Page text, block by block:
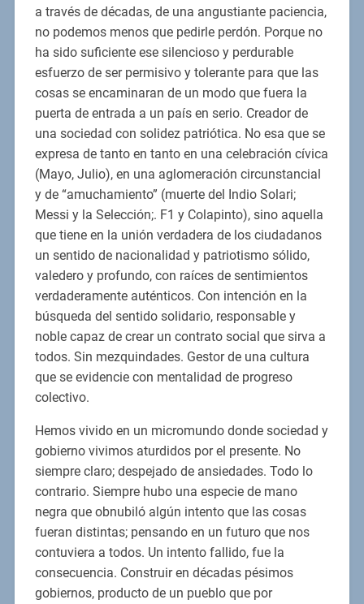
a través de décadas, de una angustiante paciencia,
no podemos menos que pedirle perdón. Porque no
ha sido suficiente ese silencioso y perdurable
esfuerzo de ser permisivo y tolerante para que las
cosas se encaminaran de un modo que fuera la
puerta de entrada a un país en serio. Creador de
una sociedad con solidez patriótica. No esa que se
expresa de tanto en tanto en una celebración cívica
(Mayo, Julio), en una aglomeración circunstancial
y de “amuchamiento” (muerte del Indio Solari;
Messi y la Selección;. F1 y Colapinto), sino aquella
que tiene en la unión verdadera de los ciudadanos
un sentido de nacionalidad y patriotismo sólido,
valedero y profundo, con raíces de sentimientos
verdaderamente auténticos. Con intención en la
búsqueda del sentido solidario, responsable y
noble capaz de crear un contrato social que sirva a
todos. Sin mezquindades. Gestor de una cultura
que se evidencie con mentalidad de progreso
colectivo.
Hemos vivido en un micromundo donde sociedad y
gobierno vivimos aturdidos por el presente. No
siempre claro; despejado de ansiedades. Todo lo
contrario. Siempre hubo una especie de mano
negra que obnubiló algún intento que las cosas
fueran distintas; pensando en un futuro que nos
contuviera a todos. Un intento fallido, fue la
consecuencia. Construir en décadas pésimos
gobiernos, producto de un pueblo que por